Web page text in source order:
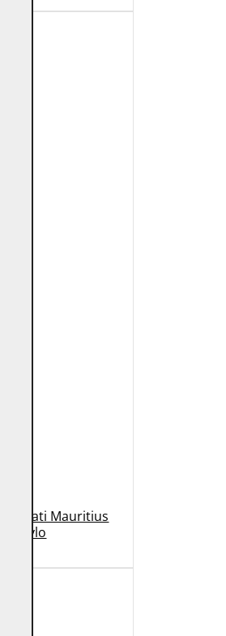
Barbati Mauritius
Rylo